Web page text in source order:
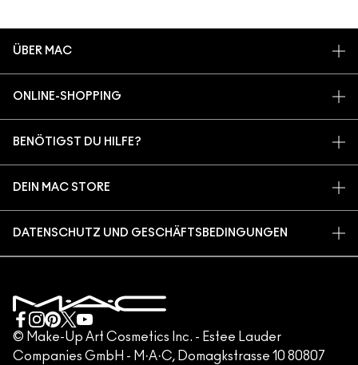
ÜBER MAC
ARTISTRY
ONLINE-SHOPPING
REGISTRIERE DICH FÜR DEN NEWSLETTER
BENÖTIGST DU HILFE?
FAQ
KONTAKTIERE DEN HERSTELLER
DEIN MAC STORE
MAKE-UP-SERVICES
DATENSCHUTZ UND GESCHÄFTSBEDINGUNGEN
GESCHÄFTSBEDINGUNGEN
FÄLSCHUNG VON PRODUKTEN
IMPRESSUM
© Make-Up Art Cosmetics Inc. - Estee Lauder
Companies GmbH - M·A·C, Domagkstrasse 10 80807